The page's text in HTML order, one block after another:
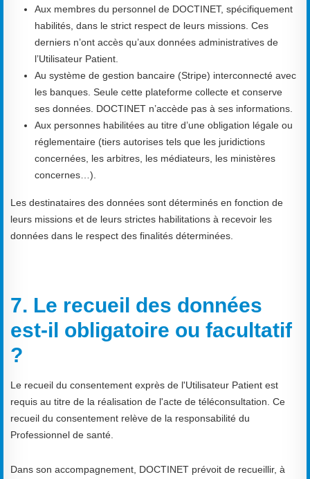
Aux membres du personnel de DOCTINET, spécifiquement
habilités, dans le strict respect de leurs missions. Ces
derniers n’ont accès qu’aux données administratives de
l’Utilisateur Patient.
Au système de gestion bancaire (Stripe) interconnecté avec
les banques. Seule cette plateforme collecte et conserve
ses données. DOCTINET n’accède pas à ses informations.
Aux personnes habilitées au titre d’une obligation légale ou
réglementaire (tiers autorises tels que les juridictions
concernées, les arbitres, les médiateurs, les ministères
concernes…).
Les destinataires des données sont déterminés en fonction de
leurs missions et de leurs strictes habilitations à recevoir les
données dans le respect des finalités déterminées.
7. Le recueil des données
est-il obligatoire ou facultatif
?
Le recueil du consentement exprès de l'Utilisateur Patient est
requis au titre de la réalisation de l'acte de téléconsultation. Ce
recueil du consentement relève de la responsabilité du
Professionnel de santé.
Dans son accompagnement, DOCTINET prévoit de recueillir, à